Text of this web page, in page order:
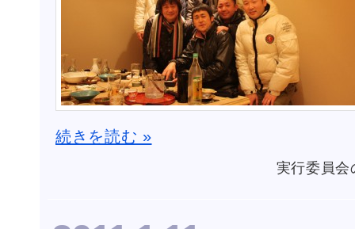
続きを読む »
実行委員会